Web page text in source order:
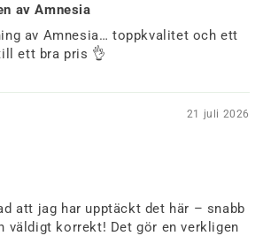
av Amnesia
av Amnesia… toppkvalitet och ett
ett bra pris 👌
21 juli 2026
att jag har upptäckt det här – snabb
väldigt korrekt! Det gör en verkligen